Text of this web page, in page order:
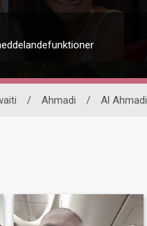
/ Ahmadi / Al Ahmadi